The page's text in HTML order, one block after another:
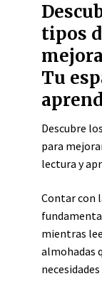
tipos
Tu
Descubre
para
lectura y
Contar con
mientras
almohadas